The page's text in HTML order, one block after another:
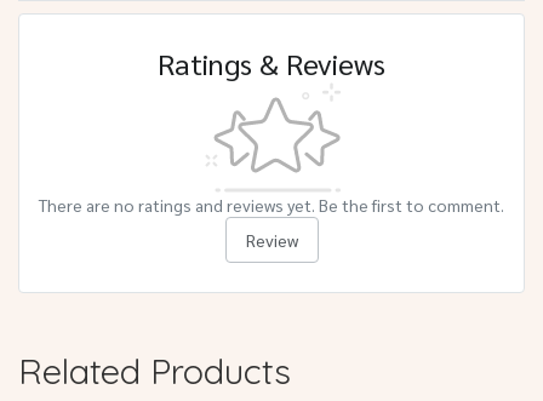
Ratings & Reviews
There are no ratings and reviews yet. Be the first to comment.
Review
Related Products